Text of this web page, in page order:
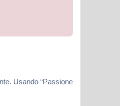
Usando “Passione